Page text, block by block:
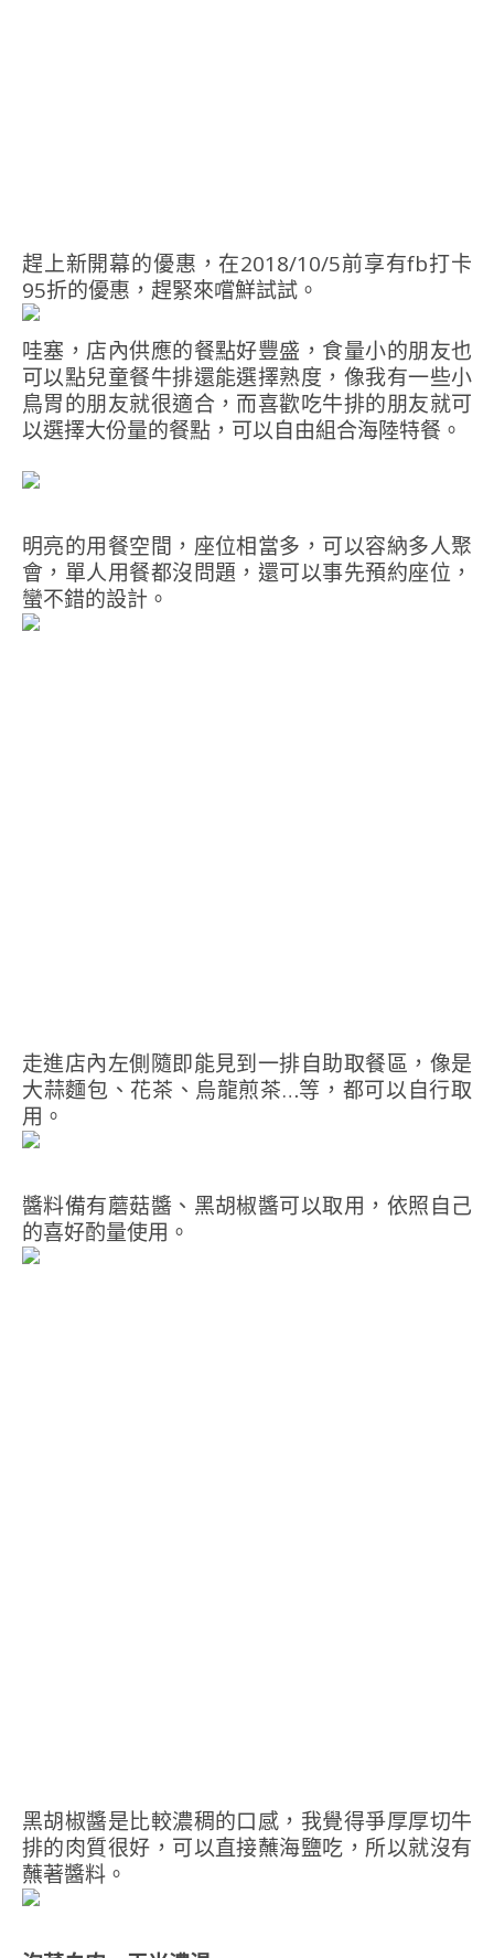
趕上新開幕的優惠，在2018/10/5前享有fb打卡
95折的優惠，趕緊來嚐鮮試試。
哇塞，店內供應的餐點好豐盛，食量小的朋友也
可以點兒童餐牛排還能選擇熟度，像我有一些小
鳥胃的朋友就很適合，而喜歡吃牛排的朋友就可
以選擇大份量的餐點，可以自由組合海陸特餐。
明亮的用餐空間，座位相當多，可以容納多人聚
會，單人用餐都沒問題，還可以事先預約座位，
蠻不錯的設計。
走進店內左側隨即能見到一排自助取餐區，像是
大蒜麵包、花茶、烏龍煎茶…等，都可以自行取
用。
醬料備有蘑菇醬、黑胡椒醬可以取用，依照自己
的喜好酌量使用。
黑胡椒醬是比較濃稠的口感，我覺得爭厚厚切牛
排的肉質很好，可以直接蘸海鹽吃，所以就沒有
蘸著醬料。